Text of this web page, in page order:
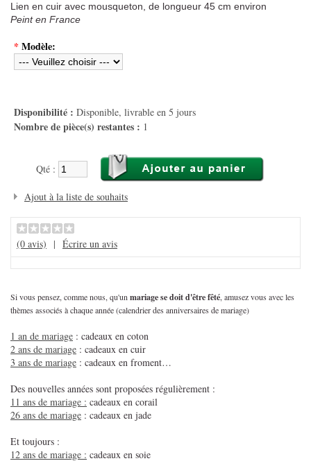
Lien en cuir avec mousqueton, de longueur 45 cm environ
Peint en France
* Modèle:
Disponibilité : Disponible, livrable en 5 jours
Nombre de pièce(s) restantes : 1
Qté :
Ajout à la liste de souhaits
(0 avis) | Écrire un avis
Si vous pensez, comme nous, qu'unmariage se doit d'être fêté, amusez vous avec les
thèmes associés à chaque année (calendrier des anniversaires de mariage)
1 an de mariage : cadeaux en coton
2 ans de mariage : cadeaux en cuir
3 ans de mariage : cadeaux en froment…
Des nouvelles années sont proposées régulièrement :
11 ans de mariage : cadeaux en corail
26 ans de mariage : cadeaux en jade
Et toujours :
12 ans de mariage : cadeaux en soie